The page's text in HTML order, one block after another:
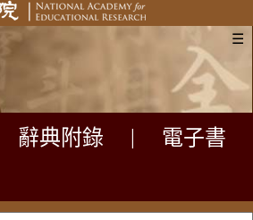
☰
辭典附錄
電子書